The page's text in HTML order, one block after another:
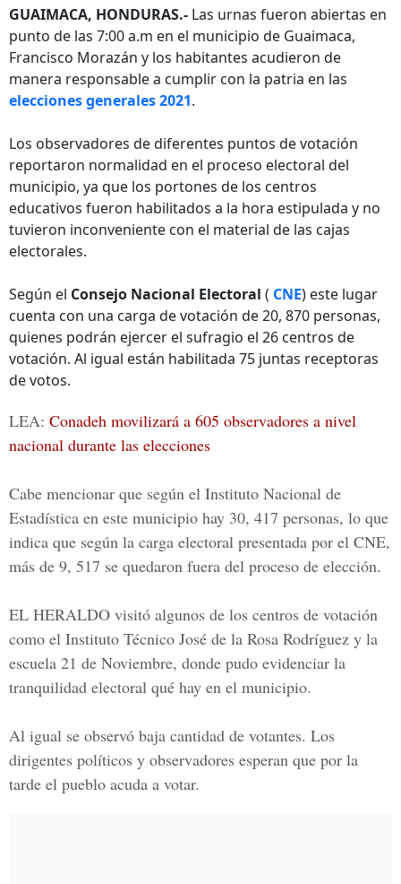
GUAIMACA, HONDURAS.- Las urnas fueron abiertas en
punto de las 7:00 a.m en el municipio de Guaimaca,
Francisco Morazán y los habitantes acudieron de
manera responsable a cumplir con la patria en las
elecciones generales 2021.
Los observadores de diferentes puntos de votación
reportaron normalidad en el proceso electoral del
municipio, ya que los portones de los centros
educativos fueron habilitados a la hora estipulada y no
tuvieron inconveniente con el material de las cajas
electorales.
Según el Consejo Nacional Electoral ( CNE) este lugar
cuenta con una carga de votación de 20, 870 personas,
quienes podrán ejercer el sufragio el 26 centros de
votación. Al igual están habilitada 75 juntas receptoras
de votos.
LEA: Conadeh movilizará a 605 observadores a nivel
nacional durante las elecciones
Cabe mencionar que según el Instituto Nacional de
Estadística en este municipio hay 30, 417 personas, lo que
indica que según la carga electoral presentada por el CNE,
más de 9, 517 se quedaron fuera del proceso de elección.
EL HERALDO visitó algunos de los centros de votación
como el Instituto Técnico José de la Rosa Rodríguez y la
escuela 21 de Noviembre, donde pudo evidenciar la
tranquilidad electoral qué hay en el municipio.
Al igual se observó baja cantidad de votantes. Los
dirigentes políticos y observadores esperan que por la
tarde el pueblo acuda a votar.